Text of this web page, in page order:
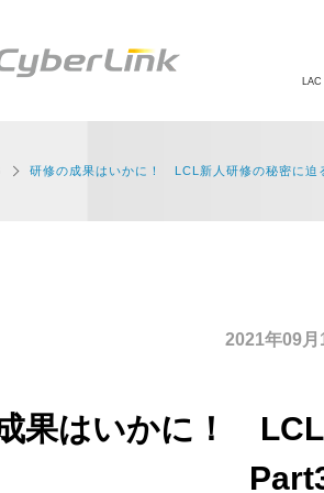
研修の成果はいかに！ LCL新人研修の秘密に迫
2021年09月
果はいかに！ LCL